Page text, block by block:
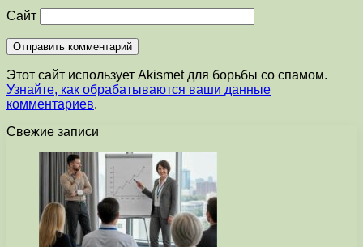
Сайт
Этот сайт использует Akismet для борьбы со спамом.
Узнайте, как обрабатываются ваши данные
комментариев.
Свежие записи